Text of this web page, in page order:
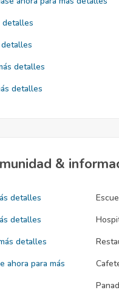
detalles
detalles
detalles
detalles
&
detalles
detalles
detalles
ahora para más